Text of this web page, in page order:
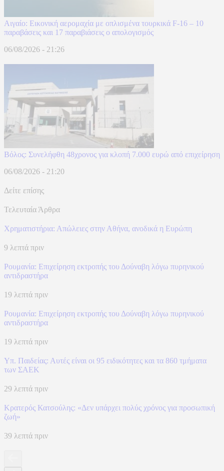
Αιγαίο: Εικονική αερομαχία με οπλισμένα τουρκικά F-16 – 10
παραβάσεις και 17 παραβιάσεις ο απολογισμός
06/08/2026 - 21:26
Βόλος: Συνελήφθη 48χρονος για κλοπή 7.000 ευρώ από επιχείρηση
06/08/2026 - 21:20
Δείτε επίσης
Τελευταία Άρθρα
Χρηματιστήρια: Απώλειες στην Αθήνα, ανοδικά η Ευρώπη
9 λεπτά πριν
Ρουμανία: Επιχείρηση εκτροπής του Δούναβη λόγω πυρηνικού
αντιδραστήρα
19 λεπτά πριν
Ρουμανία: Επιχείρηση εκτροπής του Δούναβη λόγω πυρηνικού
αντιδραστήρα
19 λεπτά πριν
Υπ. Παιδείας: Αυτές είναι οι 95 ειδικότητες και τα 860 τμήματα
των ΣΑΕΚ
29 λεπτά πριν
Κρατερός Κατσούλης: «Δεν υπάρχει πολύς χρόνος για προσωπική
ζωή»
39 λεπτά πριν